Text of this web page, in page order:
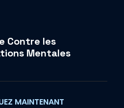
Contre les
Mentales
MAINTENANT